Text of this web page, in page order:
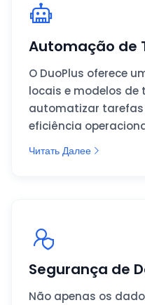
Automação de
O DuoPlus oferece
locais e modelos de
automatizar tarefas
eficiência
Читать Далее
Segurança de
Não apenas os